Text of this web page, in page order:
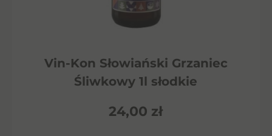
Vin-Kon Słowiański Grzaniec
Śliwkowy 1l słodkie
24,00 zł